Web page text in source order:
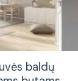
baldų